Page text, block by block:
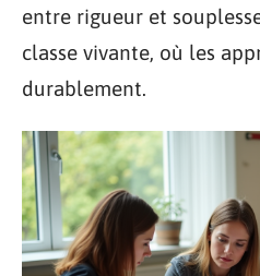
entre rigueur et
classe vivante, où les
durablement.